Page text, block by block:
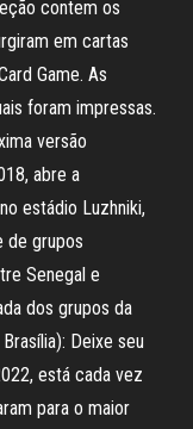
contem os
em cartas
Game. As
foram impressas.
versão
abre a
estádio Luzhniki,
de grupos
Senegal e
dos grupos da
Deixe seu
está cada vez
para o maior